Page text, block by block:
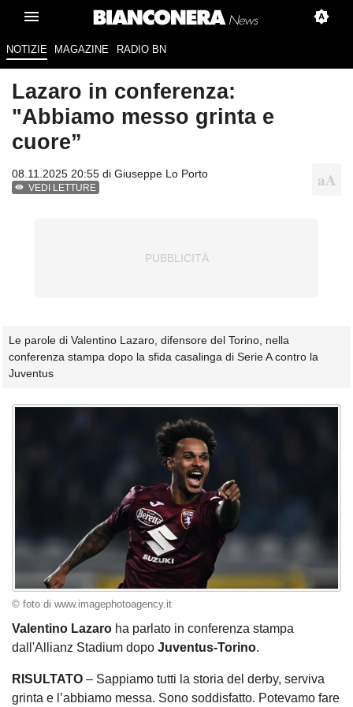
NOTIZIE MAGAZINE RADIO BN
Lazaro in conferenza:
"Abbiamo messo grinta e
cuore”
08.11.2025 20:55 di Giuseppe Lo Porto
VEDI LETTURE
Le parole di Valentino Lazaro, difensore del Torino, nella
conferenza stampa dopo la sfida casalinga di Serie A contro la
Juventus
© foto di www.imagephotoagency.it
Valentino Lazaro ha parlato in conferenza stampa
dall'Allianz Stadium dopo Juventus-Torino.
RISULTATO – Sappiamo tutti la storia del derby, serviva
grinta e l’abbiamo messa. Sono soddisfatto. Potevamo fare